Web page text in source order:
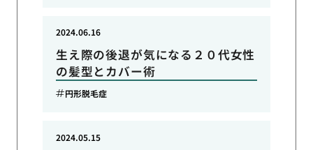
生え際の後退が気になる２０代女性
の髪型とカバー術
2024.06.16
円形脱毛症
2024.05.15